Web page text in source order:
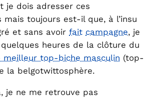
je dois adresser ces
mais toujours est-il que, à l’insu
et sans avoir fait campagne, je
heures de la clôture du
meilleur top-biche masculin (top-
la belgotwittosphère.
je ne me retrouve pas